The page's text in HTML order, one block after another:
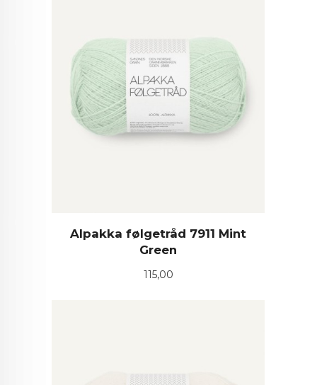
Alpakka følgetråd 7911 Mint
Green
Pris
115,00